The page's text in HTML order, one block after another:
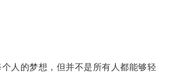
的梦想，但并不是所有人都能够轻